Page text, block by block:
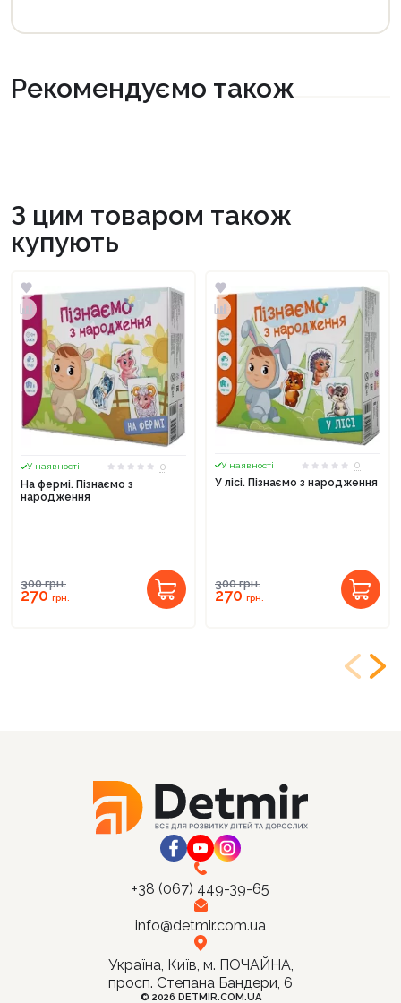
Рекомендуємо також
З цим товаром також
купують
У наявності
0
На фермі. Пізнаємо з
народження
300грн.
270грн.
У наявності
0
У лісі. Пізнаємо з народження
300грн.
270грн.
+38 (067) 449-39-65
info@detmir.com.ua
Україна, Київ, м. ПОЧАЙНА,
просп. Степана Бандери, 6
© 2026 DETMIR.COM.UA